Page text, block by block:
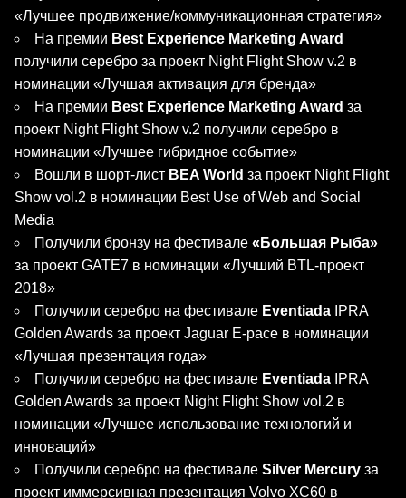
«Лучшее продвижение/коммуникационная стратегия»
На премии Best Experience Marketing Award
получили серебро за проект Night Flight Show v.2 в
номинации «Лучшая активация для бренда»
На премии Best Experience Marketing Award за
проект Night Flight Show v.2 получили серебро в
номинации «Лучшее гибридное событие»
Вошли в шорт-лист BEA World за проект Night Flight
Show vol.2 в номинации Best Use of Web and Social
Media
Получили бронзу на фестивале «Большая Рыба»
за проект GATE7 в номинации «Лучший BTL-проект
2018»
Получили серебро на фестивале Eventiada IPRA
Golden Awards за проект Jaguar E-pace в номинации
«Лучшая презентация года»
Получили серебро на фестивале Eventiada IPRA
Golden Awards за проект Night Flight Show vol.2 в
номинации «Лучшее использование технологий и
инноваций»
Получили серебро на фестивале Silver Mercury за
проект иммерсивная презентация Volvo XC60 в